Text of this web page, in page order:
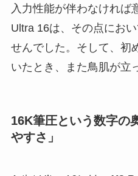
入力性能が伴わなければ
Ultra 16は、その点にお
せんでした。そして、初
いたとき、また鳥肌が立
16K筆圧という数字の
やすさ」